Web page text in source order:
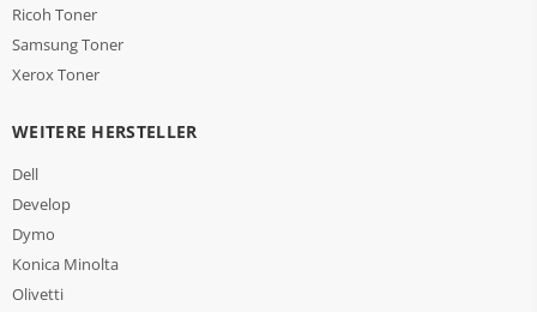
Ricoh Toner
Samsung Toner
Xerox Toner
WEITERE HERSTELLER
Dell
Develop
Dymo
Konica Minolta
Olivetti